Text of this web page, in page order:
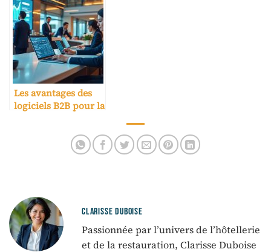
Les avantages des
logiciels B2B pour la
CLARISSE DUBOISE
Passionnée par l’univers de l’hôtellerie
et de la restauration, Clarisse Duboise